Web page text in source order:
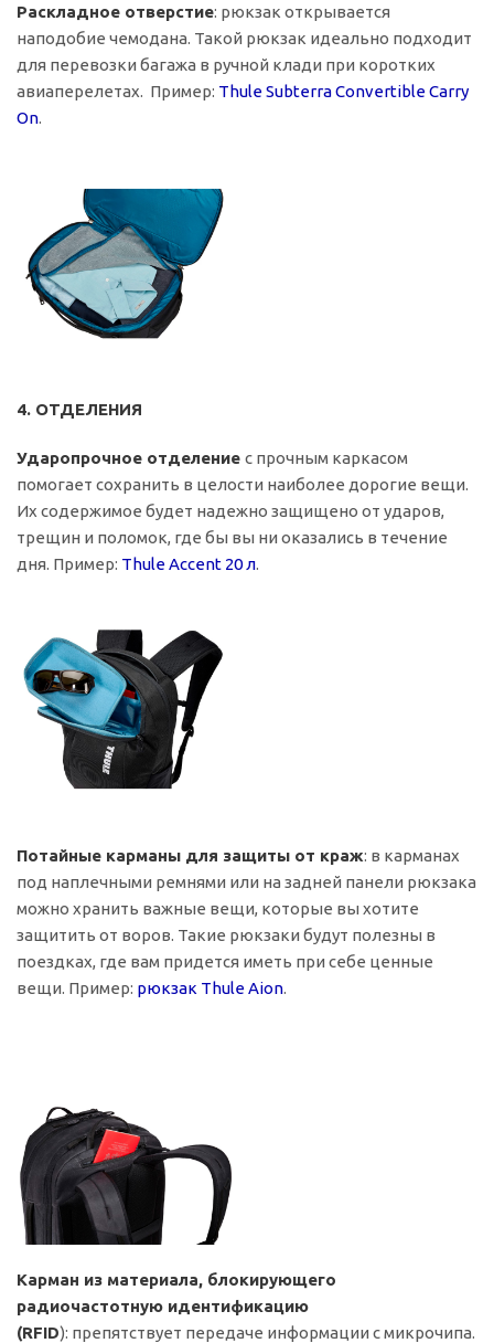
Раскладное отверстие: рюкзак открывается
наподобие чемодана. Такой рюкзак идеально подходит
для перевозки багажа в ручной клади при коротких
авиаперелетах. Пример: Thule Subterra Convertible Carry
On.
4. ОТДЕЛЕНИЯ
Ударопрочное отделение с прочным каркасом
помогает сохранить в целости наиболее дорогие вещи.
Их содержимое будет надежно защищено от ударов,
трещин и поломок, где бы вы ни оказались в течение
дня. Пример: Thule Accent 20 л.
Потайные карманы для защиты от краж: в карманах
под наплечными ремнями или на задней панели рюкзака
можно хранить важные вещи, которые вы хотите
защитить от воров. Такие рюкзаки будут полезны в
поездках, где вам придется иметь при себе ценные
вещи. Пример: рюкзак Thule Aion.
Карман из материала, блокирующего
радиочастотную идентификацию
(RFID): препятствует передаче информации с микрочипа.